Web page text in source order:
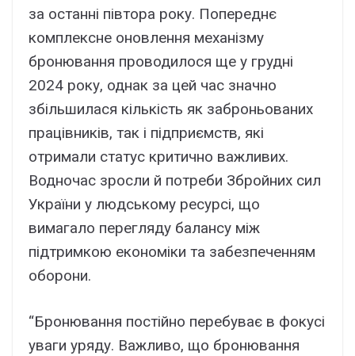
за останні півтора року. Попереднє
комплексне оновлення механізму
бронювання проводилося ще у грудні
2024 року, однак за цей час значно
збільшилася кількість як заброньованих
працівників, так і підприємств, які
отримали статус критично важливих.
Водночас зросли й потреби Збройних сил
України у людському ресурсі, що
вимагало перегляду балансу між
підтримкою економіки та забезпеченням
оборони.
“Бронювання постійно перебуває в фокусі
уваги уряду. Важливо, що бронювання